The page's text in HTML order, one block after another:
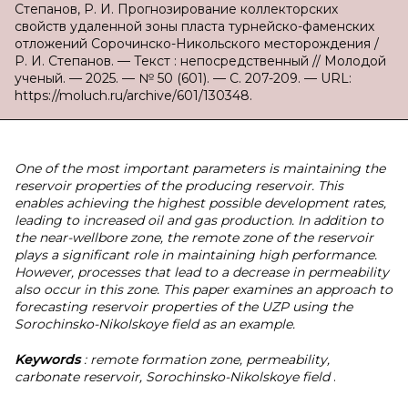
Степанов, Р. И. Прогнозирование коллекторских
свойств удаленной зоны пласта турнейско-фаменских
отложений Сорочинско-Никольского месторождения /
Р. И. Степанов. — Текст : непосредственный // Молодой
ученый. — 2025. — № 50 (601). — С. 207-209. — URL:
https://moluch.ru/archive/601/130348.
One of the most important parameters is maintaining the
reservoir properties of the producing reservoir. This
enables achieving the highest possible development rates,
leading to increased oil and gas production. In addition to
the near-wellbore zone, the remote zone of the reservoir
plays a significant role in maintaining high performance.
However, processes that lead to a decrease in permeability
also occur in this zone. This paper examines an approach to
forecasting reservoir properties of the UZP using the
Sorochinsko-Nikolskoye field as an example.
Keywords: remote formation zone, permeability,
carbonate reservoir, Sorochinsko-Nikolskoye field.